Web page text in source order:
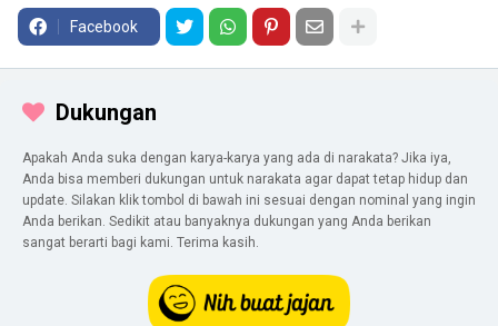
Facebook
Dukungan
Apakah Anda suka dengan karya-karya yang ada di narakata? Jika iya,
Anda bisa memberi dukungan untuk narakata agar dapat tetap hidup dan
update. Silakan klik tombol di bawah ini sesuai dengan nominal yang ingin
Anda berikan. Sedikit atau banyaknya dukungan yang Anda berikan
sangat berarti bagi kami. Terima kasih.